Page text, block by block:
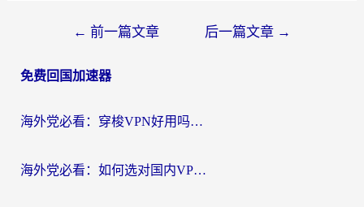
导
← 前一篇文章 后一篇文章 →
免费回国加速器
海外党必看：穿梭VPN好用吗？和云帆VPN对比哪个回国效果更好？附真实测评+避坑指南
海外党必看：如何选对国内VPN，实现无缝访问国内资源？